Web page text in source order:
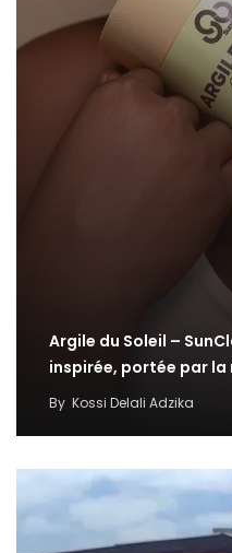
Argile du Soleil –
inspirée, portée par la
By Kossi Delali Adzika